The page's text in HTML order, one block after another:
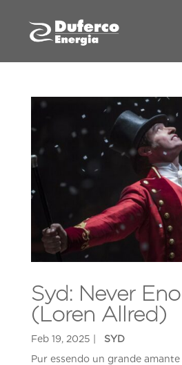
Syd: Never
(Loren Allred)
Pur essendo un grande